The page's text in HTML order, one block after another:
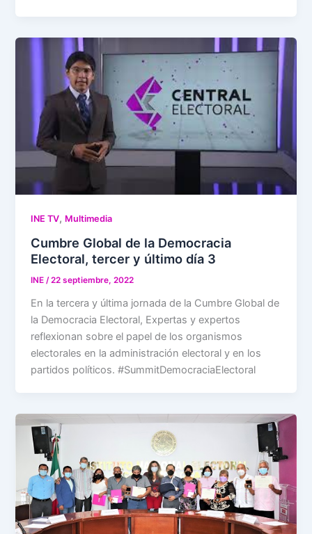
INE TV, Multimedia
Cumbre Global de la Democracia
Electoral, tercer y último día 3
INE /22 septiembre, 2022
En la tercera y última jornada de la Cumbre Global de
la Democracia Electoral, Expertas y expertos
reflexionan sobre el papel de los organismos
electorales en la administración electoral y en los
partidos políticos. #SummitDemocraciaElectoral